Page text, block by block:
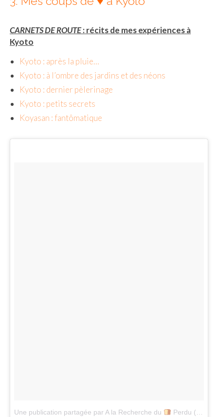
Restos japonais
CARNETS DE ROUTE: récits de mes expériences à
Kyoto
Kyoto : après la pluie…
Kyoto : à l’ombre des jardins et des néons
Kyoto : dernier pèlerinage
Kyoto : petits secrets
Koyasan : fantômatique
Une publication partagée par A la Recherche du Perdu (@alarecherchedupainperdu)